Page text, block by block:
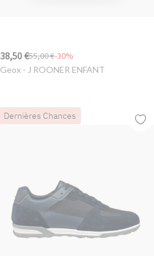
38,50 €55,00 €-30%
Geox - J ROONER ENFANT
Dernières Chances